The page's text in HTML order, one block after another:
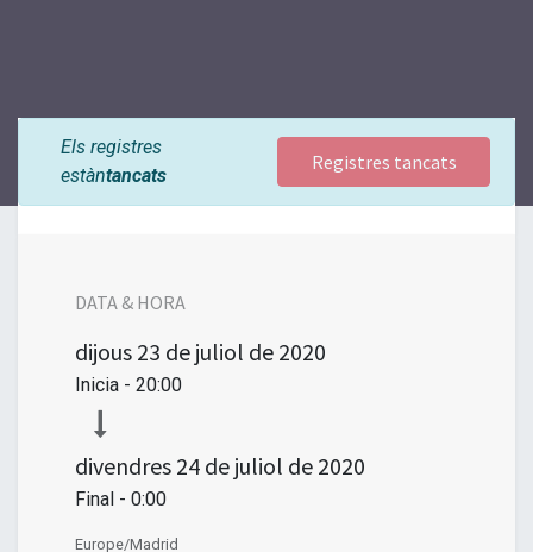
Els registres
estàntancats
Registres tancats
DATA & HORA
dijous 23 de juliol de 2020
Inicia - 20:00
divendres 24 de juliol de 2020
Final - 0:00
Europe/Madrid